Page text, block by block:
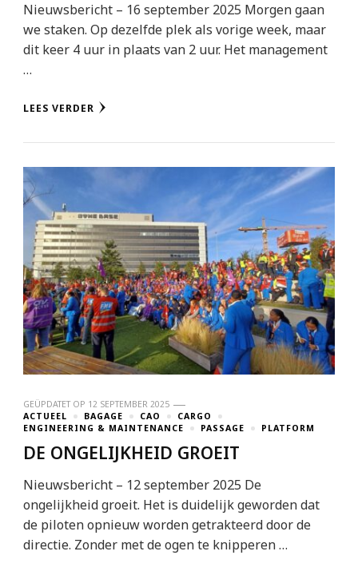
Nieuwsbericht – 16 september 2025 Morgen gaan
we staken. Op dezelfde plek als vorige week, maar
dit keer 4 uur in plaats van 2 uur. Het management
…
LEES VERDER
GEÜPDATET OP 12 SEPTEMBER 2025
ACTUEEL
BAGAGE CAO
CARGO
ENGINEERING & MAINTENANCE
PASSAGE PLATFORM
DE ONGELIJKHEID GROEIT
Nieuwsbericht – 12 september 2025 De
ongelijkheid groeit. Het is duidelijk geworden dat
de piloten opnieuw worden getrakteerd door de
directie. Zonder met de ogen te knipperen …